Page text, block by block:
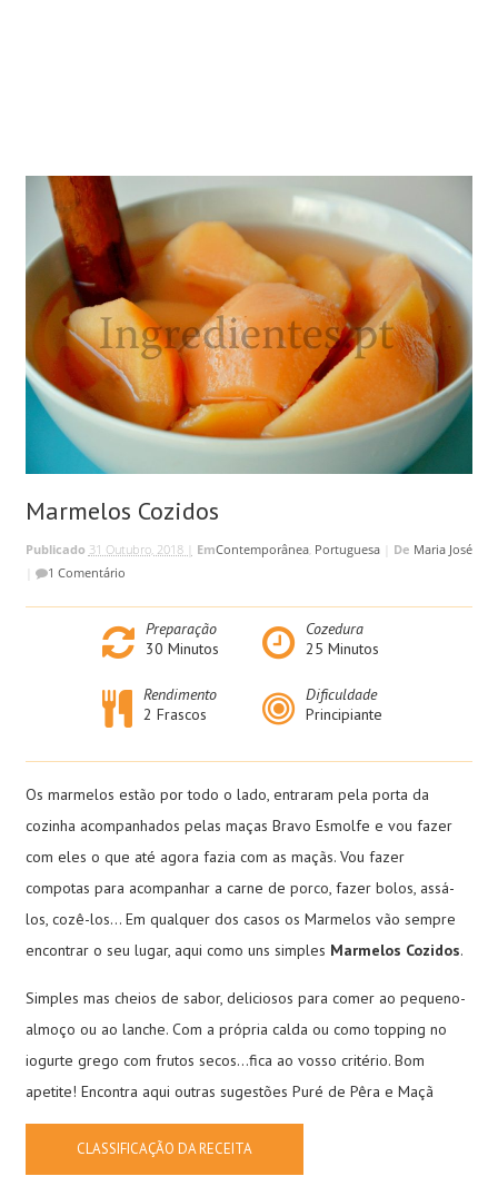
Marmelos Cozidos
Publicado 31 Outubro, 2018 | EmContemporânea, Portuguesa| De Maria José
1 Comentário
Preparação
30 Minutos
Cozedura
25 Minutos
Rendimento
2 Frascos
Dificuldade
Principiante
Os marmelos estão por todo o lado, entraram pela porta da
cozinha acompanhados pelas maças Bravo Esmolfe e vou fazer
com eles o que até agora fazia com as maçãs. Vou fazer
compotas para acompanhar a carne de porco, fazer bolos, assá-
los, cozê-los… Em qualquer dos casos os Marmelos vão sempre
encontrar o seu lugar, aqui como uns simples Marmelos Cozidos.
Simples mas cheios de sabor, deliciosos para comer ao pequeno-
almoço ou ao lanche. Com a própria calda ou como topping no
iogurte grego com frutos secos…fica ao vosso critério. Bom
apetite! Encontra aqui outras sugestões Puré de Pêra e Maçã
CLASSIFICAÇÃO DA RECEITA